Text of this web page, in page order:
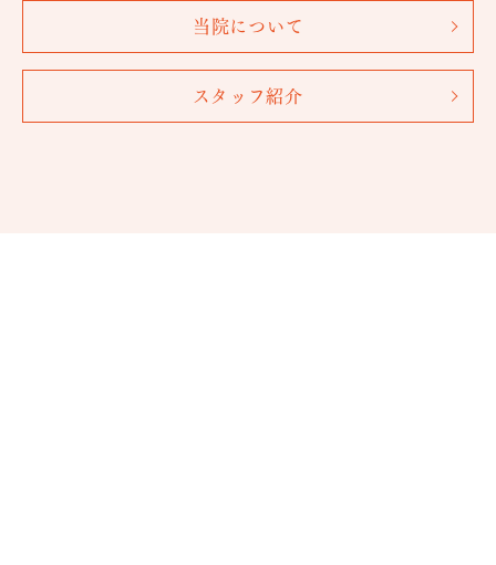
当院について
スタッフ紹介